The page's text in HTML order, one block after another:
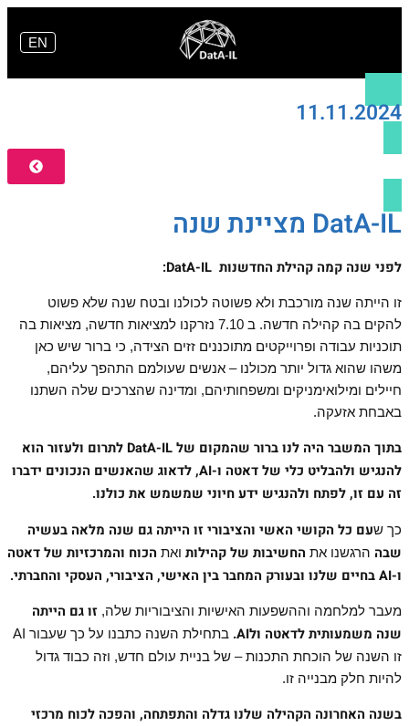
דילוג
EN
11.11.2024
DatA-IL מציינת שנה
לפני שנה קמה קהילת החדשנות L
:
זו הייתה שנה מורכבת ולא פשוטה לכולנו ובטח שנה שלא פשוט
להקים בה קהילה חדשה. ב 7.10 נזרקנו למציאות חדשה, מציאות בה
תוכניות עבודה ופרוייקטים מתוכננים זזים הצידה, כי ברור שיש כאן
משהו שהוא גדול יותר מכולנו – אנשים שעולמם התהפך עליהם,
חיילים ומילואימניקים ומשפחותיהם, ומדינה שהצרכים שלה השתנו
באבחת אזעקה.
בתוך המשבר היה לנו ברור שהמקום של
DatA-IL לתרום ולעזור הוא
להנגיש ולהבליט כלי של דאטה ו-
AI, לדאוג שהאנשים הנכונים ידברו
זה עם זו, לפתח ולהנגיש ידע חיוני שמשמש את כולנו.
כך שעם כל הקושי האשי והציבורי זו הייתה גם שנה מלאה בעשיה
שבה הרגשנו את החשיבות של קהילות ואת הכוח והמרכזיות של דאטה
ו-AI בחיים שלנו ובעורק המחבר בין האישי, הציבורי, העסקי והחברתי .
מעבר למלחמה וההשפעות האישיות והציבוריות שלה, זו גם הייתה
שנה משמעותית לדאטה ולAI
.
בתחילת השנה כתבנו על כך שעבור AI
זו השנה של הוכחת התכנות – של בניית עולם חדש, וזה כבוד גדול
להיות חלק מבנייה זו.
בשנה האחרונה הקהילה שלנו גדלה והתפתחה, והפכה לכוח מרכזי